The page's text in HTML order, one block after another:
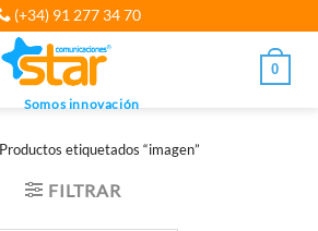
(+34) 91 277 34 70
Somos innovación
0
Productos etiquetados “imagen”
FILTRAR